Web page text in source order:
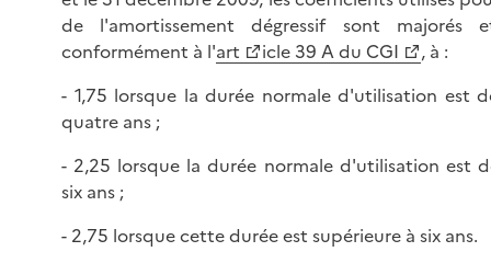
de l'amortissement dégressif sont majorés
conformément à l'art icle 39 A du CGI
, à :
- 1,75 lorsque la durée normale d'utilisation est
quatre ans ;
- 2,25 lorsque la durée normale d'utilisation est
six ans ;
- 2,75 lorsque cette durée est supérieure à six ans.